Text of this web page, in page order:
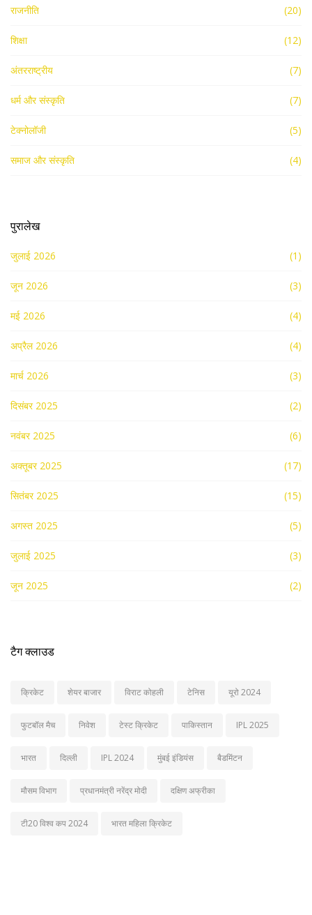
राजनीति (20)
शिक्षा (12)
अंतरराष्ट्रीय (7)
धर्म और संस्कृति (7)
टेक्नोलॉजी (5)
समाज और संस्कृति (4)
पुरालेख
जुलाई 2026 (1)
जून 2026 (3)
मई 2026 (4)
अप्रैल 2026 (4)
मार्च 2026 (3)
दिसंबर 2025 (2)
नवंबर 2025 (6)
अक्तूबर 2025 (17)
सितंबर 2025 (15)
अगस्त 2025 (5)
जुलाई 2025 (3)
जून 2025 (2)
टैग क्लाउड
क्रिकेट शेयर बाजार विराट कोहली टेनिस यूरो 2024
फुटबॉल मैच निवेश टेस्ट क्रिकेट पाकिस्तान IPL 2025
भारत दिल्ली IPL 2024 मुंबई इंडियंस बैडमिंटन
मौसम विभाग प्रधानमंत्री नरेंद्र मोदी दक्षिण अफ्रीका
टी20 विश्व कप 2024 भारत महिला क्रिकेट